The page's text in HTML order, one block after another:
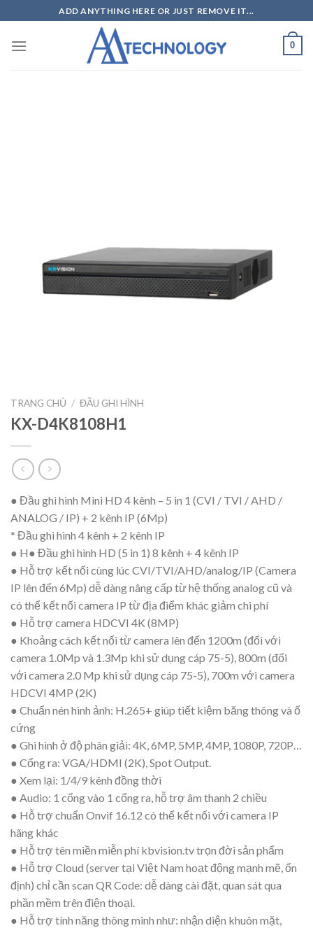
to
content
ADD ANYTHING HERE OR JUST REMOVE IT...
0
TRANG CHỦ / ĐẦU GHI HÌNH
KX-D4K8108H1
● Đầu ghi hình Mini HD 4 kênh – 5 in 1 (CVI / TVI / AHD /
ANALOG / IP) + 2 kênh IP (6Mp)
* Đầu ghi hình 4 kênh + 2 kênh IP
● H● Đầu ghi hình HD (5 in 1) 8 kênh + 4 kênh IP
● Hỗ trợ kết nối cùng lúc CVI/TVI/AHD/analog/IP (Camera
IP lên đến 6Mp) dễ dàng nâng cấp từ hệ thống analog cũ và
có thể kết nối camera IP từ địa điểm khác giảm chi phí
● Hỗ trợ camera HDCVI 4K (8MP)
● Khoảng cách kết nối từ camera lên đến 1200m (đối với
camera 1.0Mp và 1.3Mp khi sử dụng cáp 75-5), 800m (đối
với camera 2.0 Mp khi sử dụng cáp 75-5), 700m với camera
HDCVI 4MP (2K)
● Chuẩn nén hình ảnh: H.265+ giúp tiết kiệm băng thông và ổ
cứng
● Ghi hình ở độ phân giải: 4K, 6MP, 5MP, 4MP, 1080P, 720P…
● Cổng ra: VGA/HDMI (2K), Spot Output.
● Xem lại: 1/4/9 kênh đồng thời
● Audio: 1 cổng vào 1 cổng ra, hỗ trợ âm thanh 2 chiều
● Hỗ trợ chuẩn Onvif 16.12 có thể kết nối với camera IP
hãng khác
● Hỗ trợ tên miền miễn phí kbvision.tv trọn đời sản phẩm
● Hỗ trợ Cloud (server tại Việt Nam hoạt động mạnh mẽ, ổn
định) chỉ cần scan QR Code: dễ dàng cài đặt, quan sát qua
phần mềm trên điện thoại.
● Hỗ trợ tính năng thông minh như: nhận diện khuôn mặt,